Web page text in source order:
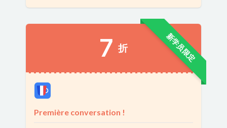
新学员限定
7 折
Première conversation !